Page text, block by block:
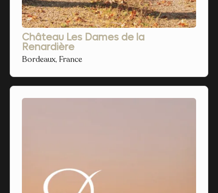
Château Les Dames de la
Renardière
Bordeaux, France